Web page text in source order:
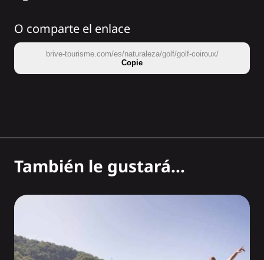
O comparte el enlace
brive-tourisme.com/es/naturaleza/golf/golf-coiroux/
Copie
También le gustará...